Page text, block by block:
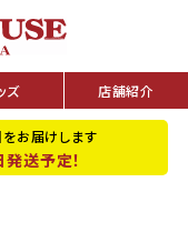
ズ 店舗紹介
お届けします
送予定！